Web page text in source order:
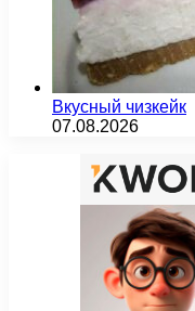
Вкусный чизкейк
07.08.2026